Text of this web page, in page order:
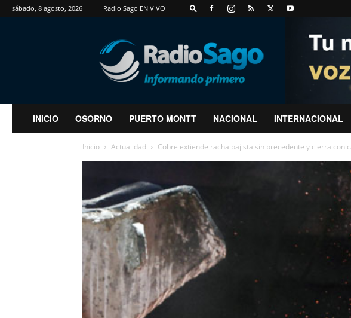
sábado, 8 agosto, 2026 Radio Sago EN VIVO
RadioSago
INICIO OSORNO PUERTO MONTT NACIONAL INTERNACIONAL
Inicio Actualidad Cobre extiende racha bajista sin precedente y cierra con